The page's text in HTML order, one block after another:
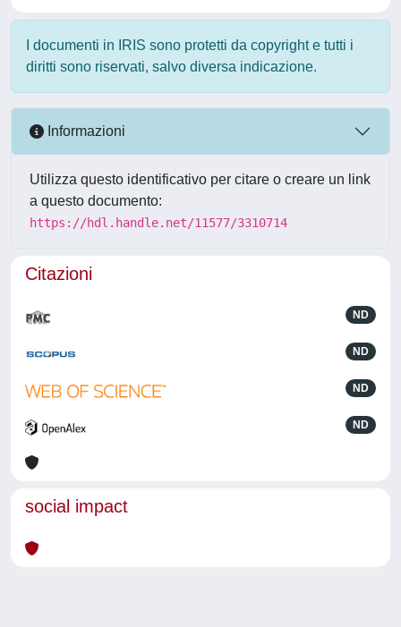
I documenti in IRIS sono protetti da copyright e tutti i
diritti sono riservati, salvo diversa indicazione.
Informazioni
Utilizza questo identificativo per citare o creare un link
a questo documento:
https://hdl.handle.net/11577/3310714
Citazioni
ND
ND
ND
ND
social impact